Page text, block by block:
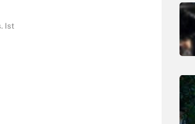
Ist